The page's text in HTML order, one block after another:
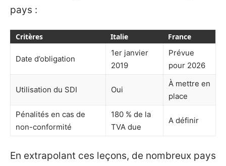
pays :
Critères Italie France
Date d’obligation
1er janvier
2019
Prévue
pour 2026
Utilisation du SDI Oui
À mettre en
place
Pénalités en cas de
non-conformité
180 % de la
TVA due
A définir
En extrapolant ces leçons, de nombreux pays